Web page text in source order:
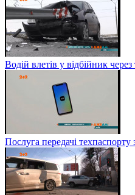
Водій влетів у відбійник
Послуга передачі техпаспорту